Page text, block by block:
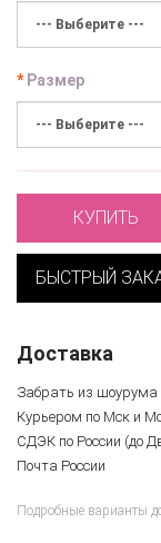
Размер
КУПИТЬ
БЫСТРЫЙ
Доставка
Забрать из шоурума
Курьером по Мск и
СДЭК по России (до
Почта России
Подробные варианты